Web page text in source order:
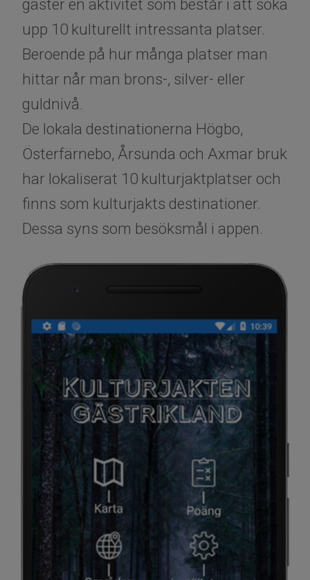
gäster en aktivitet som består i att söka
upp 10 kulturellt intressanta platser.
Beroende på hur många platser man
hittar når man brons-, silver- eller
guldnivå.
De lokala destinationerna Högbo,
Österfärnebo, Årsunda och Axmar bruk
har lokaliserat 10 kulturjaktplatser och
finns som kulturjakts destinationer.
Dessa syns som besöksmål i appen.